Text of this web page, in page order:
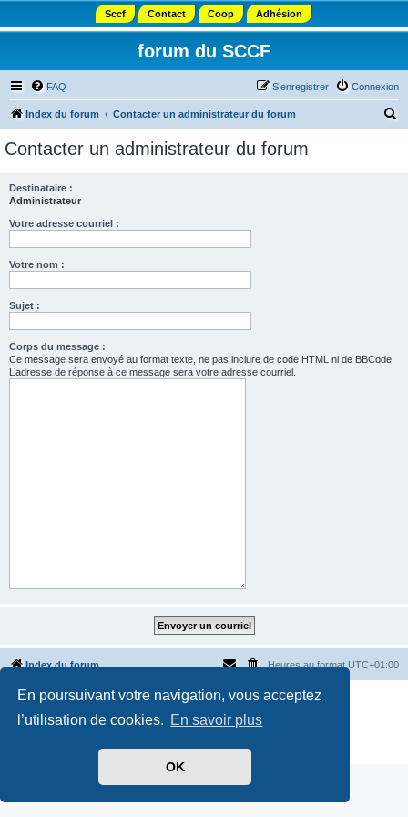
En poursuivant votre navigation, vous acceptez
l’utilisation de cookies. En savoir plus
OK
Sccf Contact Coop Adhésion
forum du SCCF
FAQ Connexion
S’enregistrer
Index du forum Contacter un administrateur du forum
Contacter un administrateur du forum
Destinataire :
Administrateur
Votre adresse courriel :
Votre nom :
Sujet :
Corps du message :
Ce message sera envoyé au format texte, ne pas inclure de code HTML ni de BBCode.
L’adresse de réponse à ce message sera votre adresse courriel.
Index du forum Heures au format UTC+01:00
Développé parphpBB® Forum Software © phpBB Limited
Traduit par
phpBB-fr.com
Style parSide-car club Français